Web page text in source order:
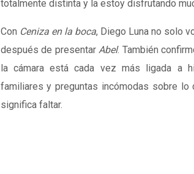
totalmente distinta y la estoy disfrutando
Con Ceniza en la boca, Diego Luna no solo
después de presentarAbel. También
la cámara está cada vez más ligada a
familiares y preguntas incómodas sobre
significa faltar.